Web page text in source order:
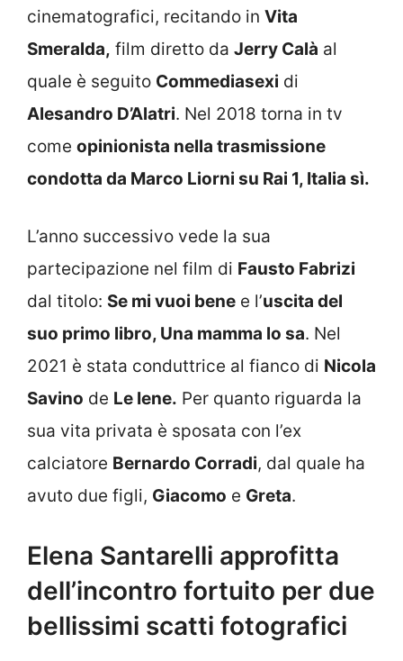
cinematografici, recitando in Vita
Smeralda, film diretto da Jerry Calà al
quale è seguito Commediasexi di
Alesandro D’Alatri. Nel 2018 torna in tv
come opinionista nella trasmissione
condotta da Marco Liorni su Rai 1, Italia sì.
L’anno successivo vede la sua
partecipazione nel film di Fausto Fabrizi
dal titolo: Se mi vuoi bene e l’uscita del
suo primo libro, Una mamma lo sa. Nel
2021 è stata conduttrice al fianco di Nicola
Savino de Le Iene. Per quanto riguarda la
sua vita privata è sposata con l’ex
calciatore Bernardo Corradi, dal quale ha
avuto due figli, Giacomo e Greta.
Elena Santarelli approfitta
dell’incontro fortuito per due
bellissimi scatti fotografici